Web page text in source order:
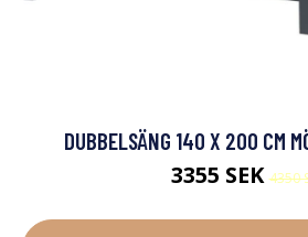
DUBBELSÄNG 140 X 200 CM
3355 SEK4350